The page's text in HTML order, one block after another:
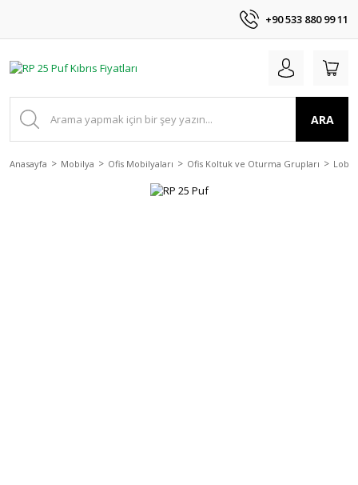
+90 533 880 99 11
ARA
Anasayfa Mobilya Ofis Mobilyaları Ofis Koltuk ve Oturma Grupları Lobi